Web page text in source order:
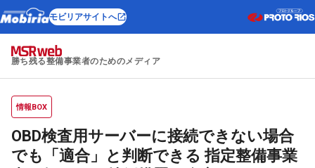
モビリアサイトへ
勝ち残る整備事業者のためのメディア
情報BOX
OBD検査用サーバーに接続できない場合
でも「適合」と判断できる 指定整備事業